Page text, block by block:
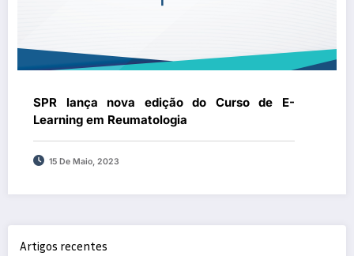
SPR lança nova edição do Curso de E-
Learning em Reumatologia
15 De Maio, 2023
Artigos recentes